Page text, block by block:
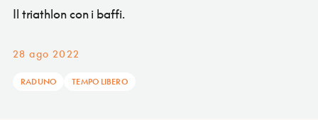
Il triathlon con i baffi.
28 ago 2022
RADUNO TEMPO LIBERO